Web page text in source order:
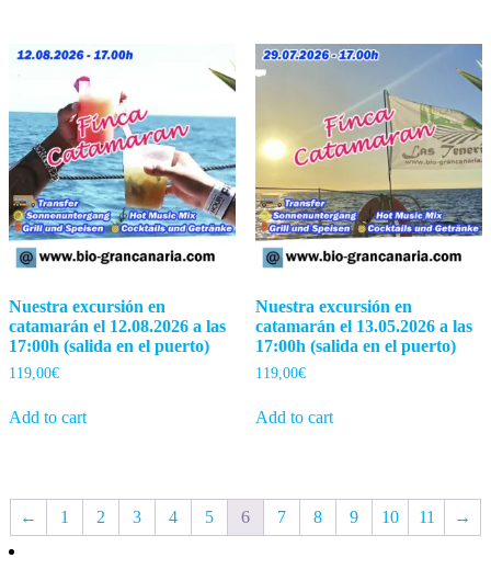
Nuestra excursión en
catamarán el 12.08.2026 a las
17:00h (salida en el puerto)
119,00€
Add to cart
Nuestra excursión en
catamarán el 13.05.2026 a las
17:00h (salida en el puerto)
119,00€
Add to cart
← 1 2 3 4 5 6 7 8 9 10 11 →